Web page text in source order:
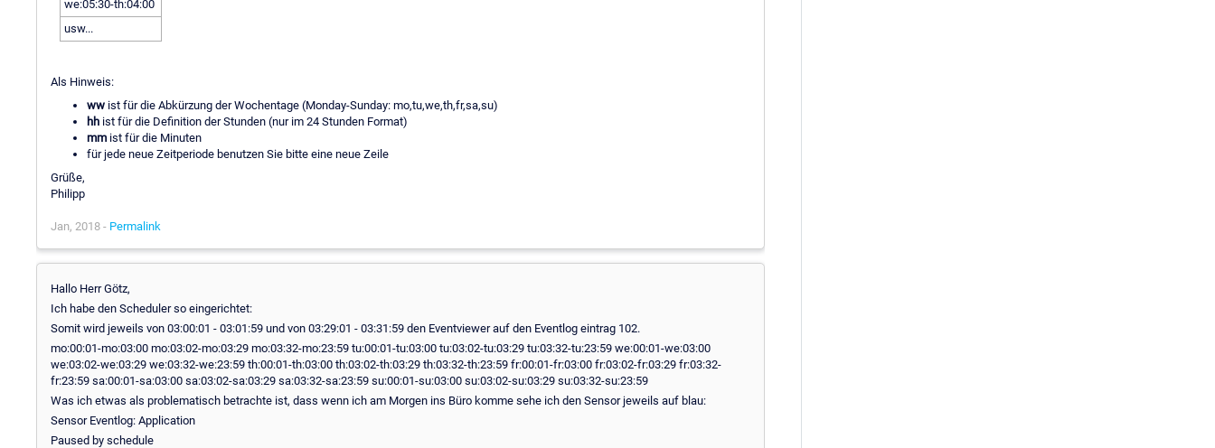
we:05:30-th:04:00
usw...
Als Hinweis:
ww ist für die Abkürzung der Wochentage (Monday-Sunday: mo,tu,we,th,fr,sa,su)
hh ist für die Definition der Stunden (nur im 24 Stunden Format)
mm ist für die Minuten
für jede neue Zeitperiode benutzen Sie bitte eine neue Zeile
Grüße,
Philipp
Jan, 2018 - Permalink
Hallo Herr Götz,
Ich habe den Scheduler so eingerichtet:
Somit wird jeweils von 03:00:01 - 03:01:59 und von 03:29:01 - 03:31:59 den Eventviewer auf den Eventlog eintrag 102.
mo:00:01-mo:03:00 mo:03:02-mo:03:29 mo:03:32-mo:23:59 tu:00:01-tu:03:00 tu:03:02-tu:03:29 tu:03:32-tu:23:59 we:00:01-we:03:00
we:03:02-we:03:29 we:03:32-we:23:59 th:00:01-th:03:00 th:03:02-th:03:29 th:03:32-th:23:59 fr:00:01-fr:03:00 fr:03:02-fr:03:29 fr:03:32-
fr:23:59 sa:00:01-sa:03:00 sa:03:02-sa:03:29 sa:03:32-sa:23:59 su:00:01-su:03:00 su:03:02-su:03:29 su:03:32-su:23:59
Was ich etwas als problematisch betrachte ist, dass wenn ich am Morgen ins Büro komme sehe ich den Sensor jeweils auf blau:
Sensor Eventlog: Application
Paused by schedule